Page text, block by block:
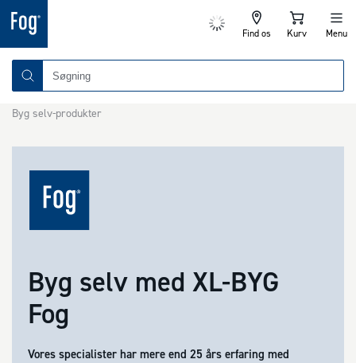
Find os Kurv Menu
Byg selv-produkter
Byg selv med XL-BYG
Fog
Vores specialister har mere end 25 års erfaring med